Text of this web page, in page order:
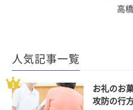
高
人気記事一覧
お礼のお
攻防の行